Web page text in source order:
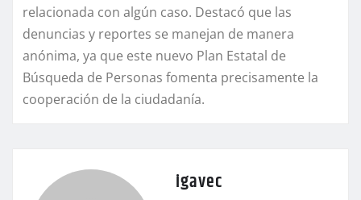
relacionada con algún caso. Destacó que las
denuncias y reportes se manejan de manera
anónima, ya que este nuevo Plan Estatal de
Búsqueda de Personas fomenta precisamente la
cooperación de la ciudadanía.
igavec